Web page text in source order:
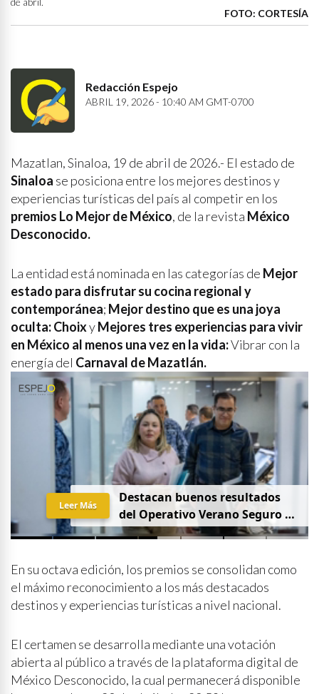
FOTO: CORTESÍA
Redacción Espejo
ABRIL 19, 2026 - 10:40 AM GMT-0700
Mazatlan, Sinaloa, 19 de abril de 2026.- El estado de
Sinaloa se posiciona entre los mejores destinos y
experiencias turísticas del país al competir en los
premios Lo Mejor de México, de la revista México
Desconocido.
La entidad está nominada en las categorías de Mejor
estado para disfrutar su cocina regional y
contemporánea; Mejor destino que es una joya
oculta: ChoixyMejores tres experiencias para vivir
en México al menos una vez en la vida:Vibrar con la
energía del Carnaval de Mazatlán.
Destacan buenos resultados
del Operativo Verano Seguro en
mesa de Construcción de Paz,
Gobernadora Yeraldine Bonilla
Leer Más
En su octava edición, los premios se consolidan como
el máximo reconocimiento a los más destacados
destinos y experiencias turísticas a nivel nacional.
El certamen se desarrolla mediante una votación
abierta al público a través de la plataforma digital de
México Desconocido, la cual permanecerá disponible